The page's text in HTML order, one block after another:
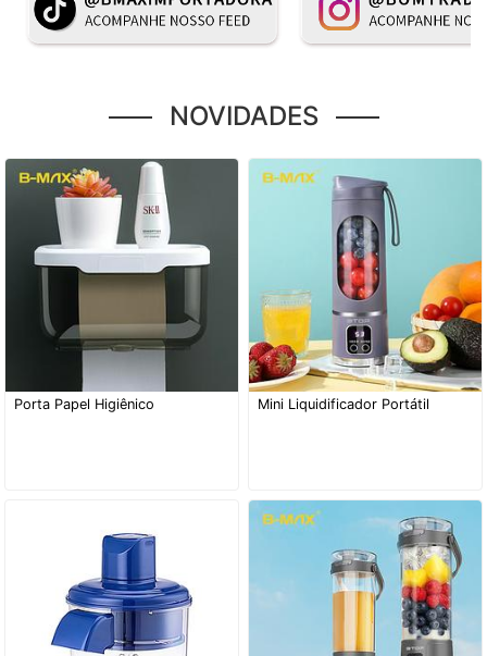
NOVIDADES
Porta Papel Higiênico Mini Liquidificador Portátil